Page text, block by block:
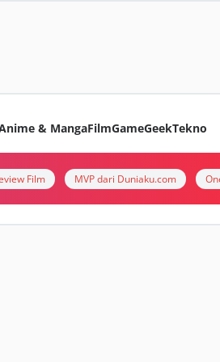
& MangaFilmGameGeekTekno
Film MVP dari Duniaku.com